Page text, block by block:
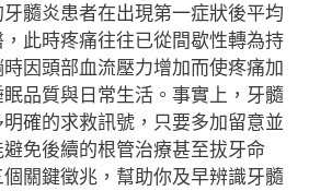
髓炎患者在出現第一症狀後平均
此時疼痛往往已從間歇性轉為持
因頭部血流壓力增加而使疼痛加
品質與日常生活。事實上，牙髓
確的求救訊號，只要多加留意並
免後續的根管治療甚至拔牙命
關鍵徵兆，幫助你及早辨識牙髓